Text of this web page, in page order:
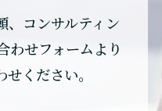
、コンサルティン
わせフォームより
ください。